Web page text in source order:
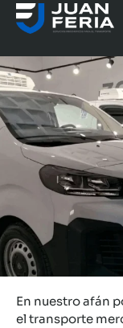
En nuestro afán
el transporte